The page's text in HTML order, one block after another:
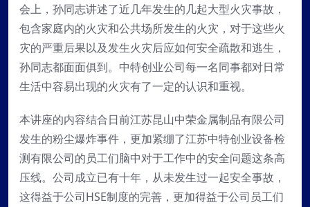
会上，孙同志讲述了近几年发生的几起大型火灾事故，
包含家庭内的火灾和公共场所发生的火灾，对于这些火
灾的严重后果以及发生火灾后应如何安全疏散和逃生，
孙同志都面面俱到。中特创业公司每一名同事都对日常
生活中容易出现的火灾有了一定的认识和重视。
本讲座的内容结合日前江苏昆山中荣金属制品有限公司
发生的粉尘爆炸事件，更加紧绷了江苏中特创业设备检
测有限公司的员工们脑中对于工作中的安全问题这条高
压线。公司成立已有十年，从未发生过一起安全事故，
这得益于公司HSE制度的完善，更加得益于公司员工们